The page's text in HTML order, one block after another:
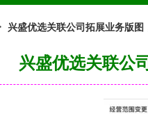
兴盛优选关联公司拓展业务版
兴盛优选关联公